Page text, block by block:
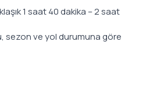
1 saat 40 dakika – 2 saat
sezon ve yol durumuna göre